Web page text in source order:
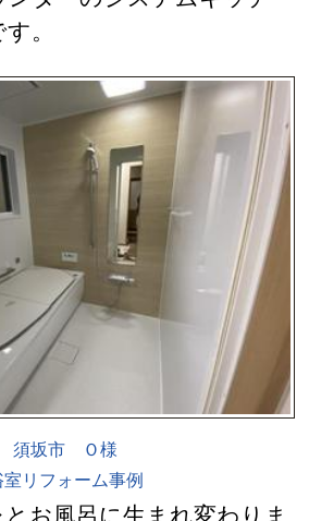
。
須坂市 Ｏ様
室リフォーム事例
お風呂に生まれ変わりま